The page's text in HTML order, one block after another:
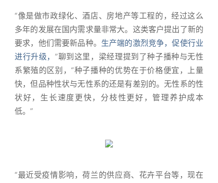
“像是做市政绿化、酒店、房地产等工程的，经过这么
多年的发展在国内需求量非常大。这类客户提出了新的
要求，他们需要新品种。 生产端的激烈竞争，促使行业
进行升级，”聊到这里，梁经理提到了种子播种与无性
系繁殖的区别，“种子播种的优势在于价格便宜，上量
快，但品种性状与无性系的还是有差别的。无性系的性
状好，生长速度更快，分枝性更好，管理养护成本
低。”
“最近受疫情影响，荷兰的供应商、花卉平台等，现在